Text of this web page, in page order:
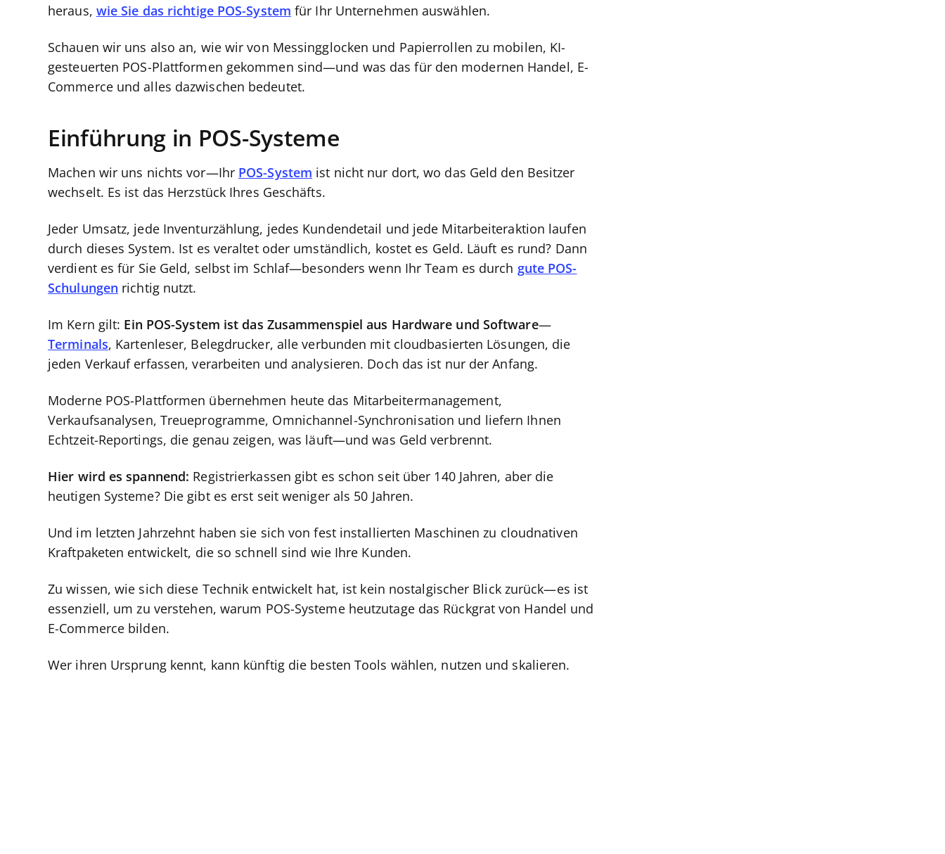
heraus, wie Sie das richtige POS-System für Ihr Unternehmen auswählen.
Schauen wir uns also an, wie wir von Messingglocken und Papierrollen zu mobilen, KI-
gesteuerten POS-Plattformen gekommen sind—und was das für den modernen Handel, E-
Commerce und alles dazwischen bedeutet.
Einführung in POS-Systeme
Machen wir uns nichts vor—Ihr POS-System ist nicht nur dort, wo das Geld den Besitzer
wechselt. Es ist das Herzstück Ihres Geschäfts.
Jeder Umsatz, jede Inventurzählung, jedes Kundendetail und jede Mitarbeiteraktion laufen
durch dieses System. Ist es veraltet oder umständlich, kostet es Geld. Läuft es rund? Dann
verdient es für Sie Geld, selbst im Schlaf—besonders wenn Ihr Team es durch gute POS-
Schulungen richtig nutzt.
Im Kern gilt: Ein POS-System ist das Zusammenspiel aus Hardware und Software—
Terminals, Kartenleser, Belegdrucker, alle verbunden mit cloudbasierten Lösungen, die
jeden Verkauf erfassen, verarbeiten und analysieren. Doch das ist nur der Anfang.
Moderne POS-Plattformen übernehmen heute das Mitarbeitermanagement,
Verkaufsanalysen, Treueprogramme, Omnichannel-Synchronisation und liefern Ihnen
Echtzeit-Reportings, die genau zeigen, was läuft—und was Geld verbrennt.
Hier wird es spannend: Registrierkassen gibt es schon seit über 140 Jahren, aber die
heutigen Systeme? Die gibt es erst seit weniger als 50 Jahren.
Und im letzten Jahrzehnt haben sie sich von fest installierten Maschinen zu cloudnativen
Kraftpaketen entwickelt, die so schnell sind wie Ihre Kunden.
Zu wissen, wie sich diese Technik entwickelt hat, ist kein nostalgischer Blick zurück—es ist
essenziell, um zu verstehen, warum POS-Systeme heutzutage das Rückgrat von Handel und
E-Commerce bilden.
Wer ihren Ursprung kennt, kann künftig die besten Tools wählen, nutzen und skalieren.